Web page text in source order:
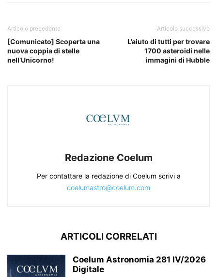
Articolo precedente
[Comunicato] Scoperta una
nuova coppia di stelle
nell’Unicorno!
Articolo successivo
L’aiuto di tutti per trovare
1700 asteroidi nelle
immagini di Hubble
Redazione Coelum
Per contattare la redazione di Coelum scrivi a
coelumastro@coelum.com
ARTICOLI CORRELATI
Coelum Astronomia 281 IV/2026
Digitale